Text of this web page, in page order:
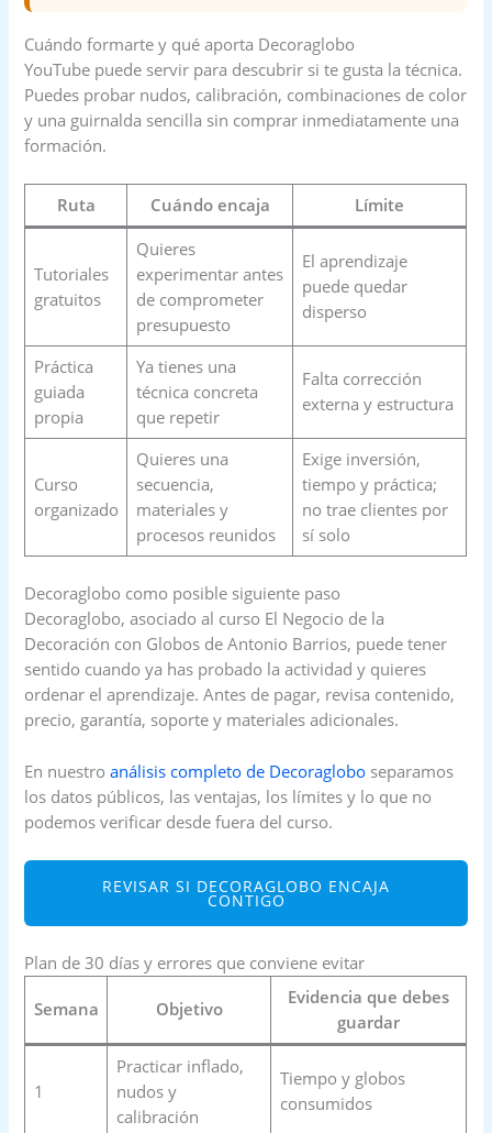
Cuándo formarte y qué aporta Decoraglobo
YouTube puede servir para descubrir si te gusta la técnica.
Puedes probar nudos, calibración, combinaciones de color
y una guirnalda sencilla sin comprar inmediatamente una
formación.
Ruta Cuándo encaja Límite
Tutoriales
gratuitos
Quieres
experimentar antes
de comprometer
presupuesto
El aprendizaje
puede quedar
disperso
Práctica
guiada
propia
Ya tienes una
técnica concreta
que repetir
Falta corrección
externa y estructura
Curso
organizado
Quieres una
secuencia,
materiales y
procesos reunidos
Exige inversión,
tiempo y práctica;
no trae clientes por
sí solo
Decoraglobo como posible siguiente paso
Decoraglobo, asociado al curso El Negocio de la
Decoración con Globos de Antonio Barrios, puede tener
sentido cuando ya has probado la actividad y quieres
ordenar el aprendizaje. Antes de pagar, revisa contenido,
precio, garantía, soporte y materiales adicionales.
En nuestroanálisis completo de Decoraglobo separamos
los datos públicos, las ventajas, los límites y lo que no
podemos verificar desde fuera del curso.
REVISAR SI DECORAGLOBO ENCAJA
CONTIGO
Plan de 30 días y errores que conviene evitar
Semana Objetivo
Evidencia que debes
guardar
1
Practicar inflado,
nudos y
calibración
Tiempo y globos
consumidos